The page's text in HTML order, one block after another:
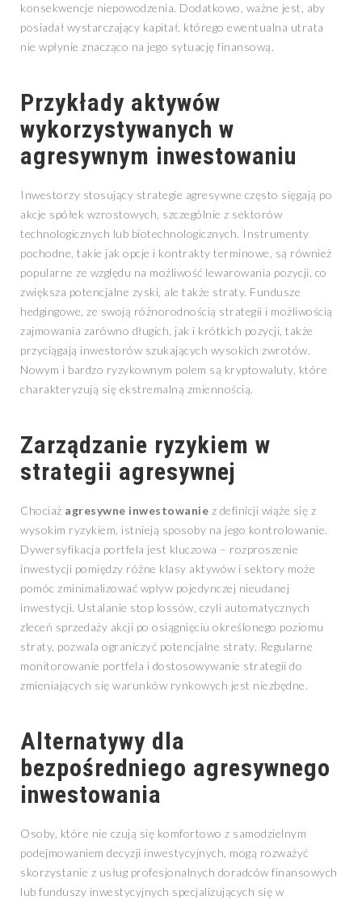
konsekwencje niepowodzenia. Dodatkowo, ważne jest, aby
posiadał wystarczający kapitał, którego ewentualna utrata
nie wpłynie znacząco na jego sytuację finansową.
Przykłady aktywów
wykorzystywanych w
agresywnym inwestowaniu
Inwestorzy stosujący strategie agresywne często sięgają po
akcje spółek wzrostowych, szczególnie z sektorów
technologicznych lub biotechnologicznych. Instrumenty
pochodne, takie jak opcje i kontrakty terminowe, są również
popularne ze względu na możliwość lewarowania pozycji, co
zwiększa potencjalne zyski, ale także straty. Fundusze
hedgingowe, ze swoją różnorodnością strategii i możliwością
zajmowania zarówno długich, jak i krótkich pozycji, także
przyciągają inwestorów szukających wysokich zwrotów.
Nowym i bardzo ryzykownym polem są kryptowaluty, które
charakteryzują się ekstremalną zmiennością.
Zarządzanie ryzykiem w
strategii agresywnej
Chociaż agresywne inwestowanie z definicji wiąże się z
wysokim ryzykiem, istnieją sposoby na jego kontrolowanie.
Dywersyfikacja portfela jest kluczowa – rozproszenie
inwestycji pomiędzy różne klasy aktywów i sektory może
pomóc zminimalizować wpływ pojedynczej nieudanej
inwestycji. Ustalanie stop lossów, czyli automatycznych
zleceń sprzedaży akcji po osiągnięciu określonego poziomu
straty, pozwala ograniczyć potencjalne straty. Regularne
monitorowanie portfela i dostosowywanie strategii do
zmieniających się warunków rynkowych jest niezbędne.
Alternatywy dla
bezpośredniego agresywnego
inwestowania
Osoby, które nie czują się komfortowo z samodzielnym
podejmowaniem decyzji inwestycyjnych, mogą rozważyć
skorzystanie z usług profesjonalnych doradców finansowych
lub funduszy inwestycyjnych specjalizujących się w